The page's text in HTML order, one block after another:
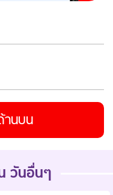
านบน
วันอื่นๆ